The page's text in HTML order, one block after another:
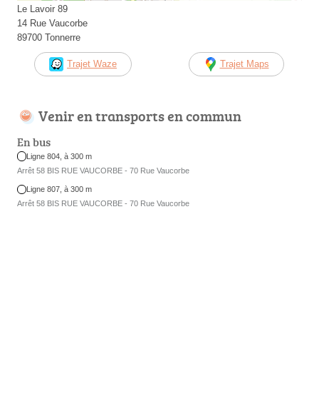
Le Lavoir 89
14 Rue Vaucorbe
89700 Tonnerre
Trajet Waze Trajet Maps
Venir en transports en commun
En bus
Ligne 804, à 300 m
Arrêt 58 BIS RUE VAUCORBE - 70 Rue Vaucorbe
Ligne 807, à 300 m
Arrêt 58 BIS RUE VAUCORBE - 70 Rue Vaucorbe